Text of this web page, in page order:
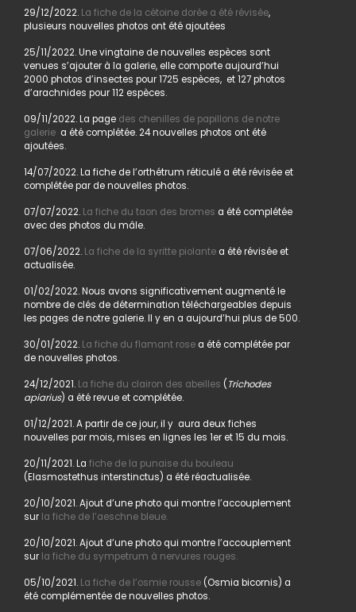
29/12/2022. La fiche de la cétoine dorée a été révisée,
plusieurs nouvelles photos ont été ajoutées
25/11/2022. Une vingtaine de nouvelles espèces sont
venues s’ajouter à la galerie, elle comporte aujourd’hui
2000 photos d’insectes pour 1725 espèces, et 127 photos
d’arachnides pour 112 espèces.
09/11/2022. La page des chenilles de papillons de notre
galerie a été complétée. 24 nouvelles photos ont été
ajoutées.
14/07/2022. La fiche de l’orthétrum réticulé a été révisée et
complétée par de nouvelles photos.
07/07/2022. La fiche du taon des bromes a été complétée
avec des photos du mâle.
07/06/2022. La fiche de la syritte piolantea été révisée et
actualisée.
01/02/2022. Nous avons significativement augmenté le
nombre de clés de détermination téléchargeables depuis
les pages de notre galerie. Il y en a aujourd’hui plus de 500.
30/01/2022. La fiche du flamant rosea été complétée par
de nouvelles photos.
24/12/2021. La fiche du clairon des abeilles ( Trichodes
apiarius) a été revue et complétée.
01/12/2021. A partir de ce jour, il y aura deux fiches
nouvelles par mois, mises en lignes les 1er et 15 du mois.
20/11/2021. La fiche de la punaise du bouleau
(Elasmostethus interstinctus) a été réactualisée.
20/10/2021. Ajout d’une photo qui montre l’accouplement
sur la fiche de l’aeschne bleue.
20/10/2021. Ajout d’une photo qui montre l’accouplement
sur la fiche du sympetrum à nervures rouges.
05/10/2021. La fiche de l’osmie rousse(Osmia bicornis) a
été complémentée de nouvelles photos.